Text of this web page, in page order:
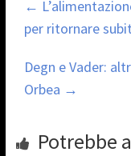
←
per ritornare
Degn e Vader:
Orbea →
Potrebbe